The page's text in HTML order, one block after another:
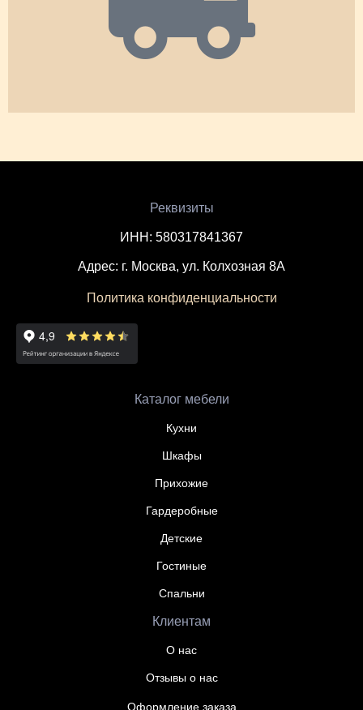
Реквизиты
ИНН: 580317841367
Адрес: г. Москва, ул. Колхозная 8А
Политика конфиденциальности
Каталог мебели
Кухни
Шкафы
Прихожие
Гардеробные
Детские
Гостиные
Спальни
Клиентам
О нас
Отзывы о нас
Оформление заказа